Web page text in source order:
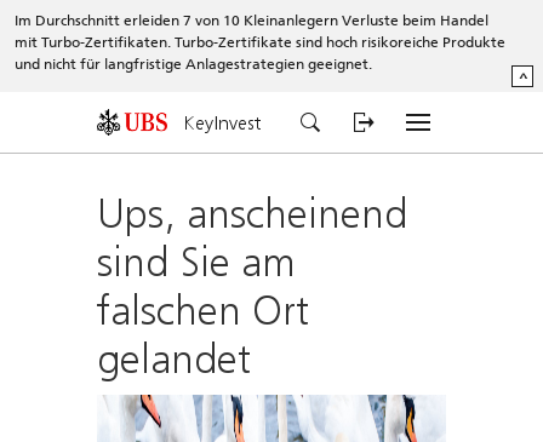
Im Durchschnitt erleiden 7 von 10 Kleinanlegern Verluste beim Handel
mit Turbo-Zertifikaten. Turbo-Zertifikate sind hoch risikoreiche Produkte
und nicht für langfristige Anlagestrategien geeignet.
^
KeyInvest
Ups, anscheinend
sind Sie am
falschen Ort
gelandet